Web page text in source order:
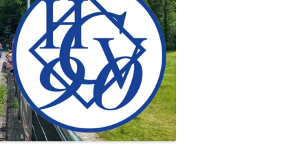
WEDSTRIJDVERSLAGENWEDSTRIJDVERSLAGEN
SPELREGELS